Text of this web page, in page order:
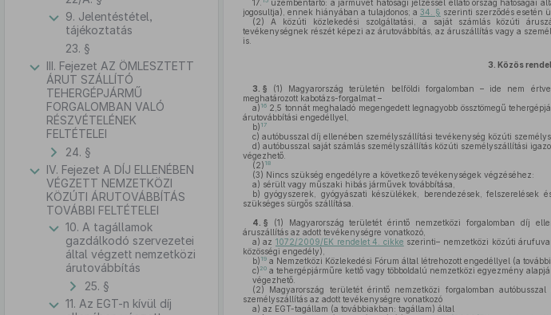
9. Jelentéstétel,
tájékoztatás
23. §
III. Fejezet AZ ÖMLESZTETT
ÁRUT SZÁLLÍTÓ
TEHERGÉPJÁRMŰ
FORGALOMBAN VALÓ
RÉSZVÉTELÉNEK
FELTÉTELEI
24. §
IV. Fejezet A DÍJ ELLENÉBEN
VÉGZETT NEMZETKÖZI
KÖZÚTI ÁRUTOVÁBBÍTÁS
TOVÁBBI FELTÉTELEI
10. A tagállamok
gazdálkodó szervezetei
által végzett nemzetközi
árutovábbítás
25. §
11. Az EGT-n kívül díj
17.
üzembentartó: a járművet hatósági jelzéssel ellátó ország hatóságai
jogosultja), ennek hiányában a tulajdonos; a 34. § szerinti szerződés esetén
(2) A közúti közlekedési szolgáltatási, a saját számlás közúti
tevékenységnek részét képezi az árutovábbítás, az áruszállítás vagy a
is.
3. Közös
3. § (1) Magyarország területén belföldi forgalomban – ide nem
meghatározott kabotázs-forgalmat –
a) 162,5 tonnát meghaladó megengedett legnagyobb össztömegű
árutovábbítási engedéllyel,
b) 17
c) autóbusszal díj ellenében személyszállítási tevékenység közúti
d) autóbusszal saját számlás személyszállítás közúti személyszállítási
végezhető.
(2) 18
(3) Nincs szükség engedélyre a következő tevékenységek végzéséhez:
a) sérült vagy műszaki hibás járművek továbbítása,
b) gyógyszerek, gyógyászati készülékek, berendezések, felszerelések
szükséges sürgős szállítása.
4. § (1) Magyarország területét érintő nemzetközi forgalomban díj
áruszállítás az adott tevékenységre vonatkozó,
a) az 1072/2009/EK rendelet 4. cikke szerinti– nemzetközi közúti
közösségi engedély),
b) 19a Nemzetközi Közlekedési Fórum által létrehozott engedéllyel (a
c) 20a tehergépjárműre kettő vagy többoldalú nemzetközi egyezmény
végezhető.
(2) Magyarország területét érintő nemzetközi forgalomban
személyszállítás az adott tevékenységre vonatkozó
a) az EGT-tagállam (a továbbiakban: tagállam) által